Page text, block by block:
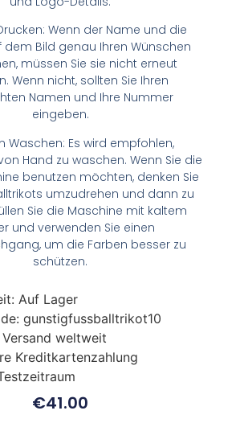
Wenn der Name und die
dem Bild genau Ihren Wünschen
müssen Sie sie nicht erneut
Wenn nicht, sollten Sie Ihren
Namen und Ihre Nummer
eingeben.
Waschen: Es wird empfohlen,
Hand zu waschen. Wenn Sie die
benutzen möchten, denken Sie
umzudrehen und dann zu
Sie die Maschine mit kaltem
und verwenden Sie einen
um die Farben besser zu
schützen.
Auf Lager
gunstigfussballtrikot10
weltweit
Kreditkartenzahlung
€41.00